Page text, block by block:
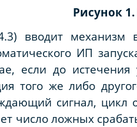
Рисунок
вводит механизм
ИП
если до истечения
того же либо
сигнал, цикл
число ложных